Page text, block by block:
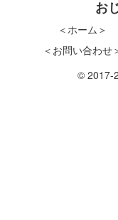
お
＜ホーム＞
＜お問い合わせ
© 2017-